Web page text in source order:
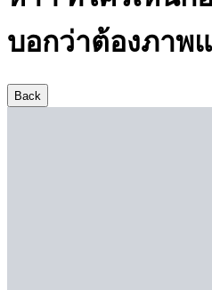
บอกว่าต้องภาพ
Back